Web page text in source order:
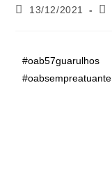
13/12/2021
#oab57guarulhos
#oabsempreatuante